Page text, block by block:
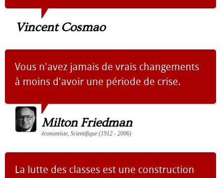
Vincent Cosmao
Vous n'avez jamais de vrais changements
à moins d'avoir une période de crise.
Milton Friedman
économiste, Scientifique (1912 - 2006)
La lutte des classes est une construction